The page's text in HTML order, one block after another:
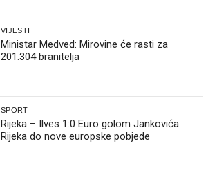
VIJESTI
Ministar Medved: Mirovine će rasti za
201.304 branitelja
SPORT
Rijeka – Ilves 1:0 Euro golom Jankovića
Rijeka do nove europske pobjede